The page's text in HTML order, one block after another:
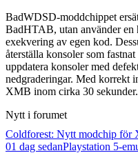
BadWDSD-moddchippet
BadHTAB, utan använder en
exekvering av egen kod.
återställa konsoler som
uppdatera konsoler med
nedgraderingar. Med korrekt
XMB inom cirka 30 sekunder.
Nytt i forumet
Coldforest: Nytt modchip för
01 dag sedanPlaystation 5-